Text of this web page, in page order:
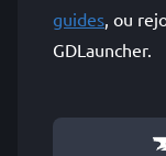
guides, ou
GDLauncher.